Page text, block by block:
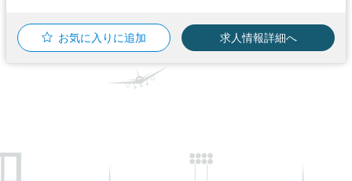
お気に入りに追加 求人情報詳細へ